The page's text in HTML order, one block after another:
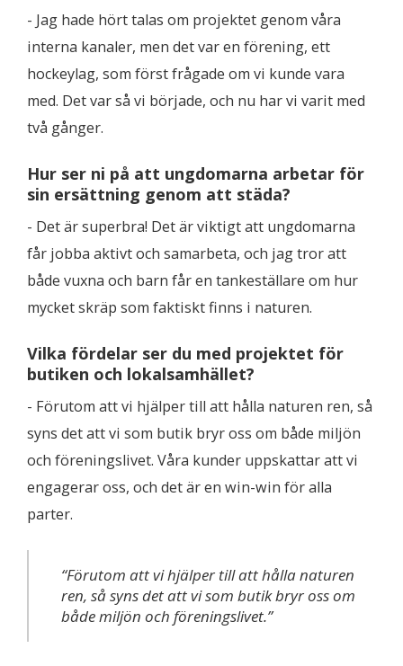
- Jag hade hört talas om projektet genom våra
interna kanaler, men det var en förening, ett
hockeylag, som först frågade om vi kunde vara
med. Det var så vi började, och nu har vi varit med
två gånger.
Hur ser ni på att ungdomarna arbetar för
sin ersättning genom att städa?
- Det är superbra! Det är viktigt att ungdomarna
får jobba aktivt och samarbeta, och jag tror att
både vuxna och barn får en tankeställare om hur
mycket skräp som faktiskt finns i naturen.
Vilka fördelar ser du med projektet för
butiken och lokalsamhället?
- Förutom att vi hjälper till att hålla naturen ren, så
syns det att vi som butik bryr oss om både miljön
och föreningslivet. Våra kunder uppskattar att vi
engagerar oss, och det är en win-win för alla
parter.
“Förutom att vi hjälper till att hålla naturen
ren, så syns det att vi som butik bryr oss om
både miljön och föreningslivet.”